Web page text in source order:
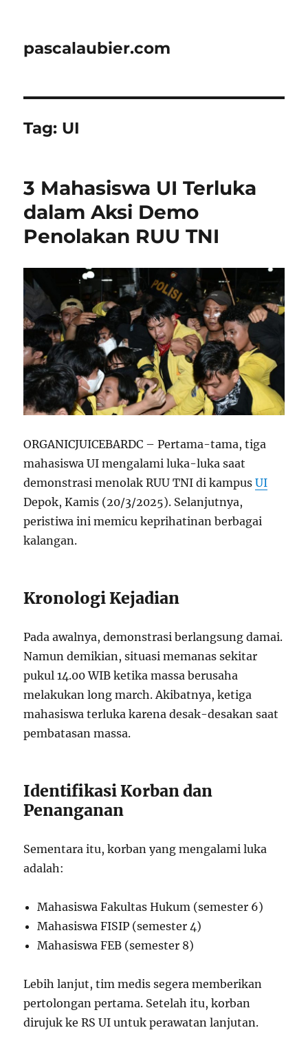
pascalaubier.com
Tag: UI
3 Mahasiswa UI Terluka
dalam Aksi Demo
Penolakan RUU TNI
ORGANICJUICEBARDC – Pertama-tama, tiga
mahasiswa UI mengalami luka-luka saat
demonstrasi menolak RUU TNI di kampusUI
Depok, Kamis (20/3/2025). Selanjutnya,
peristiwa ini memicu keprihatinan berbagai
kalangan.
Kronologi Kejadian
Pada awalnya, demonstrasi berlangsung damai.
Namun demikian, situasi memanas sekitar
pukul 14.00 WIB ketika massa berusaha
melakukan long march. Akibatnya, ketiga
mahasiswa terluka karena desak-desakan saat
pembatasan massa.
Identifikasi Korban dan
Penanganan
Sementara itu, korban yang mengalami luka
adalah:
Mahasiswa Fakultas Hukum (semester 6)
Mahasiswa FISIP (semester 4)
Mahasiswa FEB (semester 8)
Lebih lanjut, tim medis segera memberikan
pertolongan pertama. Setelah itu, korban
dirujuk ke RS UI untuk perawatan lanjutan.